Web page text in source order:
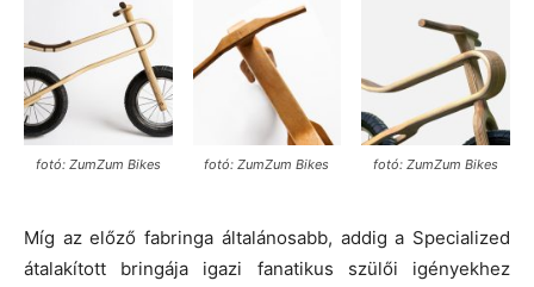
fotó: ZumZum Bikes fotó: ZumZum Bikes fotó: ZumZum Bikes
Míg az előző fabringa általánosabb, addig a Specialized
átalakított bringája igazi fanatikus szülői igényekhez